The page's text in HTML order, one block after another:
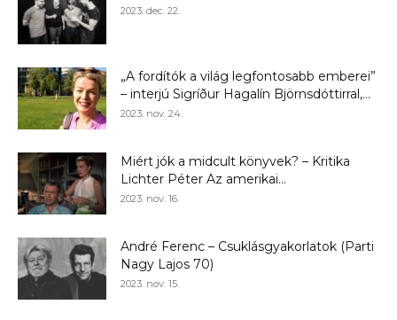
2023. dec. 22.
„A fordítók a világ legfontosabb emberei”
– interjú Sigríður Hagalín Björnsdóttirral,...
2023. nov. 24.
Miért jók a midcult könyvek? – Kritika
Lichter Péter Az amerikai...
2023. nov. 16.
André Ferenc – Csuklásgyakorlatok (Parti
Nagy Lajos 70)
2023. nov. 15.